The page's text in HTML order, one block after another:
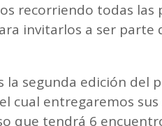
recorriendo todas las
invitarlos a ser parte
la segunda edición del
cual entregaremos
que tendrá 6